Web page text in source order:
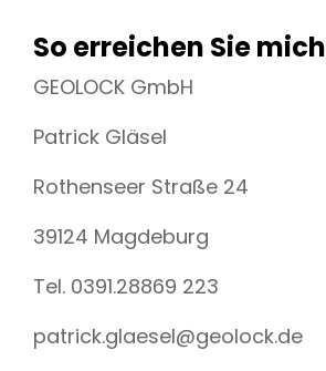
So erreichen Sie mich
GEOLOCK GmbH
Patrick Gläsel
Rothenseer Straße 24
39124 Magdeburg
Tel. 0391.28869 223
patrick.glaesel@geolock.de